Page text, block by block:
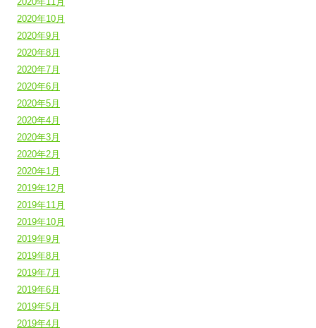
2020年10月
2020年9月
2020年8月
2020年7月
2020年6月
2020年5月
2020年4月
2020年3月
2020年2月
2020年1月
2019年12月
2019年11月
2019年10月
2019年9月
2019年8月
2019年7月
2019年6月
2019年5月
2019年4月